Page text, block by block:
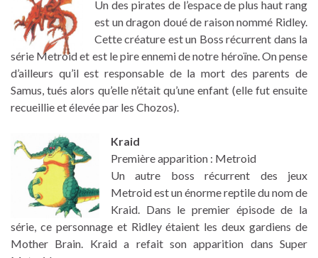
Un des pirates de l’espace de plus haut rang
est un dragon doué de raison nommé Ridley.
Cette créature est un Boss récurrent dans la
série Metroid et est le pire ennemi de notre héroïne. On pense
d’ailleurs qu’il est responsable de la mort des parents de
Samus, tués alors qu’elle n’était qu’une enfant (elle fut ensuite
recueillie et élevée par les Chozos).
Kraid
Première apparition : Metroid
Un autre boss récurrent des jeux
Metroid est un énorme reptile du nom de
Kraid. Dans le premier épisode de la
série, ce personnage et Ridley étaient les deux gardiens de
Mother Brain. Kraid a refait son apparition dans Super